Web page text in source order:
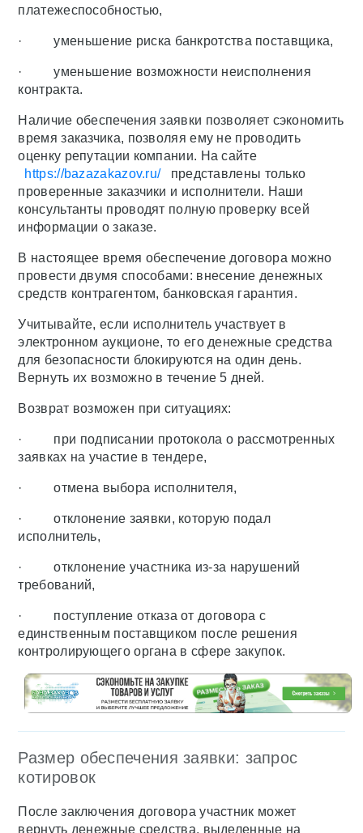
платежеспособностью,
· уменьшение риска банкротства поставщика,
· уменьшение возможности неисполнения
контракта.
Наличие обеспечения заявки позволяет сэкономить
время заказчика, позволяя ему не проводить
оценку репутации компании. На сайте
https://bazazakazov.ru/
представлены только
проверенные заказчики и исполнители. Наши
консультанты проводят полную проверку всей
информации о заказе.
В настоящее время обеспечение договора можно
провести двумя способами: внесение денежных
средств контрагентом, банковская гарантия.
Учитывайте, если исполнитель участвует в
электронном аукционе, то его денежные средства
для безопасности блокируются на один день.
Вернуть их возможно в течение 5 дней.
Возврат возможен при ситуациях:
· при подписании протокола о рассмотренных
заявках на участие в тендере,
· отмена выбора исполнителя,
· отклонение заявки, которую подал
исполнитель,
· отклонение участника из-за нарушений
требований,
· поступление отказа от договора с
единственным поставщиком после решения
контролирующего органа в сфере закупок.
Размер обеспечения заявки: запрос
котировок
После заключения договора участник может
вернуть денежные средства, выделенные на